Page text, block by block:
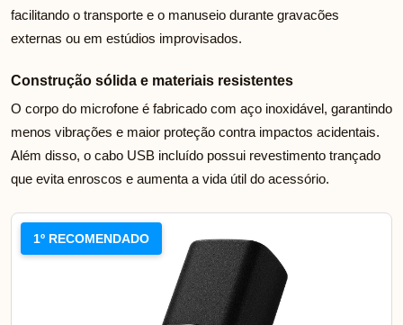
facilitando o transporte e o manuseio durante gravacões
externas ou em estúdios improvisados.
Construção sólida e materiais resistentes
O corpo do microfone é fabricado com aço inoxidável, garantindo
menos vibrações e maior proteção contra impactos acidentais.
Além disso, o cabo USB incluído possui revestimento trançado
que evita enroscos e aumenta a vida útil do acessório.
1º RECOMENDADO